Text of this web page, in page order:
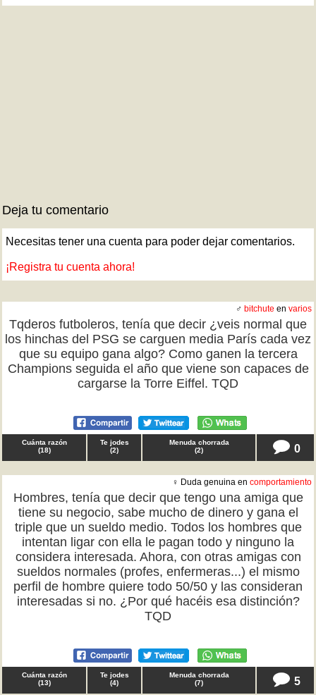
Deja tu comentario
Necesitas tener una cuenta para poder dejar comentarios.
¡Registra tu cuenta ahora!
♂ bitchute en varios
Tqderos futboleros, tenía que decir ¿veis normal que
los hinchas del PSG se carguen media París cada vez
que su equipo gana algo? Como ganen la tercera
Champions seguida el año que viene son capaces de
cargarse la Torre Eiffel. TQD
Cuánta razón
(18)
Te jodes
(2)
Menuda chorrada
(2) 0
♀ Duda genuina en comportamiento
Hombres, tenía que decir que tengo una amiga que
tiene su negocio, sabe mucho de dinero y gana el
triple que un sueldo medio. Todos los hombres que
intentan ligar con ella le pagan todo y ninguno la
considera interesada. Ahora, con otras amigas con
sueldos normales (profes, enfermeras...) el mismo
perfil de hombre quiere todo 50/50 y las consideran
interesadas si no. ¿Por qué hacéis esa distinción?
TQD
Cuánta razón
(13)
Te jodes
(4)
Menuda chorrada
(7) 5